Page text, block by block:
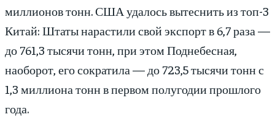
миллионов тонн. США удалось вытеснить из топ-3
Китай: Штаты нарастили свой экспорт в 6,7 раза —
до 761,3 тысячи тонн, при этом Поднебесная,
наоборот, его сократила — до 723,5 тысячи тонн с
1,3 миллиона тонн в первом полугодии прошлого
года.